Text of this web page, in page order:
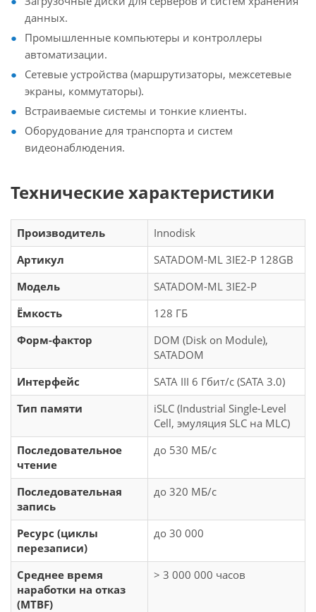
данных.
Промышленные компьютеры и контроллеры
автоматизации.
Сетевые устройства (маршрутизаторы, межсетевые
экраны, коммутаторы).
Встраиваемые системы и тонкие клиенты.
Оборудование для транспорта и систем
видеонаблюдения.
Технические характеристики
Производитель
Innodisk
Артикул
SATADOM-ML 3IE2-P 128GB
Модель
SATADOM-ML 3IE2-P
Ёмкость
128 ГБ
Форм-фактор
DOM (Disk on Module),
SATADOM
Интерфейс
SATA III 6 Гбит/с (SATA 3.0)
Тип памяти
iSLC (Industrial Single-Level
Cell, эмуляция SLC на MLC)
Последовательное
чтение
до 530 МБ/с
Последовательная
запись
до 320 МБ/с
Ресурс (циклы
перезаписи)
до 30 000
Среднее время
наработки на отказ
(MTBF)
> 3 000 000 часов